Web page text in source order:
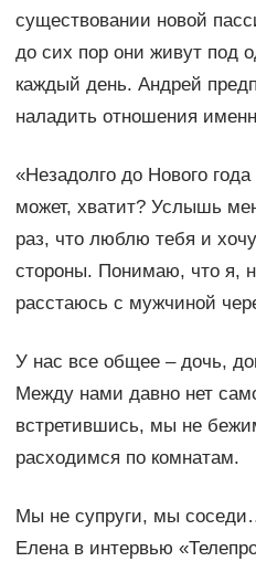
существовании новой
до сих пор они живут под
каждый день. Андрей
наладить отношения
«Незадолго до Нового
может, хватит? Услышь
раз, что люблю тебя и
стороны. Понимаю, что я,
расстаюсь с мужчиной
У нас все общее – дочь,
Между нами давно нет
встретившись, мы не
расходимся по комнатам.
Мы не супруги, мы
Елена в интервью